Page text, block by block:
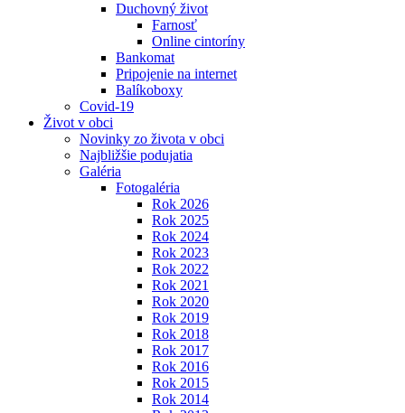
Duchovný život
Farnosť
Online cintoríny
Bankomat
Pripojenie na internet
Balíkoboxy
Covid-19
Život v obci
Novinky zo života v obci
Najbližšie podujatia
Galéria
Fotogaléria
Rok 2026
Rok 2025
Rok 2024
Rok 2023
Rok 2022
Rok 2021
Rok 2020
Rok 2019
Rok 2018
Rok 2017
Rok 2016
Rok 2015
Rok 2014